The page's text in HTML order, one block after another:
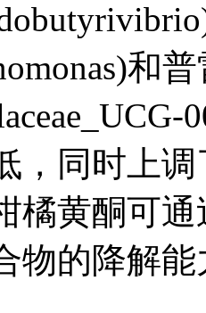
和
，同时上
橘黄酮可
物的降解能